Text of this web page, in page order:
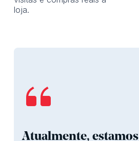
loja.
Atualmente, estamos